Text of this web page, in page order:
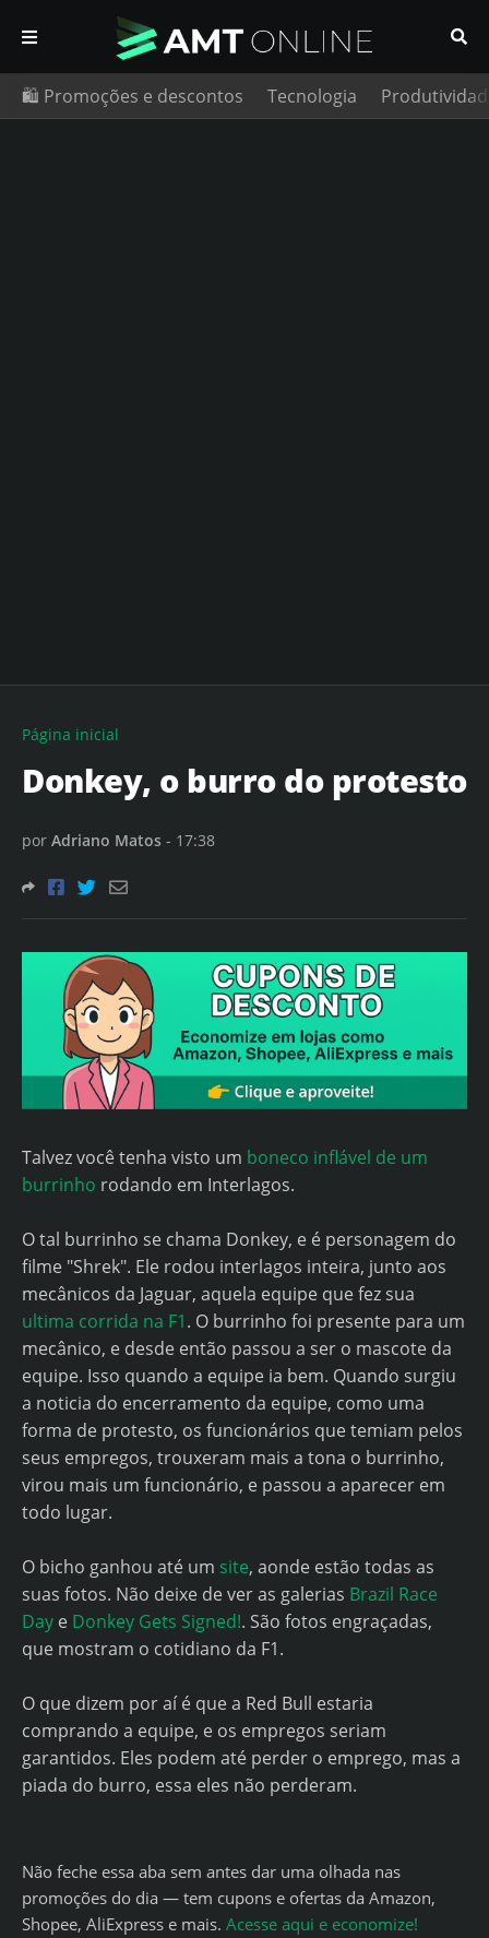
🛍️ Promoções e descontos Tecnologia
Página inicial
Donkey, o burro do protesto
por Adriano Matos - 17:38
Talvez você tenha visto um boneco inflável de um
burrinho rodando em Interlagos.
O tal burrinho se chama Donkey, e é personagem do
filme "Shrek". Ele rodou interlagos inteira, junto aos
mecânicos da Jaguar, aquela equipe que fez sua
ultima corrida na F1. O burrinho foi presente para um
mecânico, e desde então passou a ser o mascote da
equipe. Isso quando a equipe ia bem. Quando surgiu
a noticia do encerramento da equipe, como uma
forma de protesto, os funcionários que temiam pelos
seus empregos, trouxeram mais a tona o burrinho,
virou mais um funcionário, e passou a aparecer em
todo lugar.
O bicho ganhou até um site, aonde estão todas as
suas fotos. Não deixe de ver as galerias Brazil Race
Day e Donkey Gets Signed!. São fotos engraçadas,
que mostram o cotidiano da F1.
O que dizem por aí é que a Red Bull estaria
comprando a equipe, e os empregos seriam
garantidos. Eles podem até perder o emprego, mas a
piada do burro, essa eles não perderam.
Não feche essa aba sem antes dar uma olhada nas
promoções do dia — tem cupons e ofertas da Amazon,
Shopee, AliExpress e mais. Acesse aqui e economize!